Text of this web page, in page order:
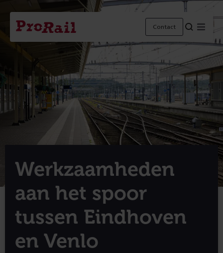
Navigatie
Homepage
ProRail
Contact Menu
Werkzaamheden
aan het spoor
tussen Eindhoven
en Venlo